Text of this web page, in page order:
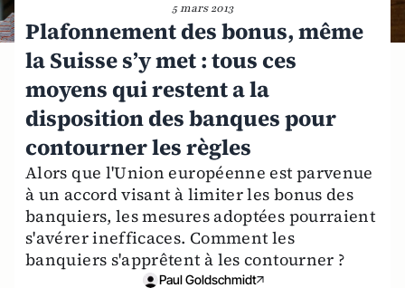
5 mars 2013
Plafonnement des bonus, même
la Suisse s’y met : tous ces
moyens qui restent a la
disposition des banques pour
contourner les règles
Alors que l'Union européenne est parvenue
à un accord visant à limiter les bonus des
banquiers, les mesures adoptées pourraient
s'avérer inefficaces. Comment les
banquiers s'apprêtent à les contourner ?
Paul Goldschmidt